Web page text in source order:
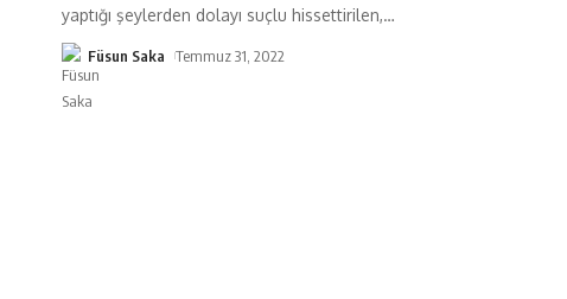
yaptığı şeylerden dolayı suçlu hissettirilen,…
Füsun Saka Temmuz 31, 2022